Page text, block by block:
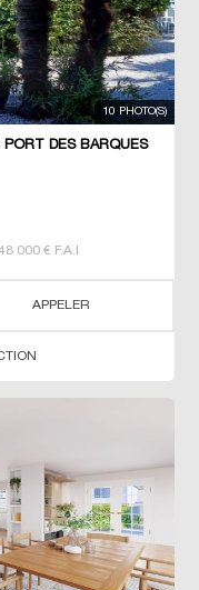
10 PHOTO(S)
DES BARQUES
000 € F.A.I
APPELER